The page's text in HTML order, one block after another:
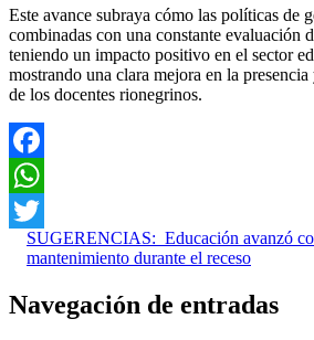
Este avance subraya cómo las políticas de
combinadas con una constante evaluación
teniendo un impacto positivo en el sector
mostrando una clara mejora en la
de los docentes rionegrinos.
Facebook
WhatsApp
Twitter
SUGERENCIAS: Educación avanzó
mantenimiento durante el receso
Navegación de entradas